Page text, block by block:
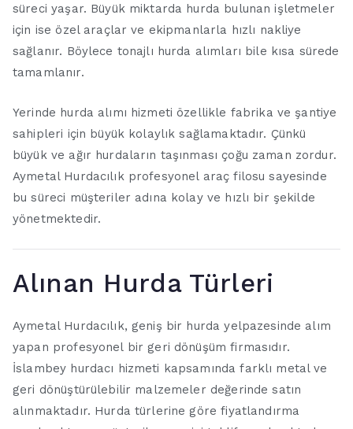
süreci yaşar. Büyük miktarda hurda bulunan işletmeler
için ise özel araçlar ve ekipmanlarla hızlı nakliye
sağlanır. Böylece tonajlı hurda alımları bile kısa sürede
tamamlanır.
Yerinde hurda alımı hizmeti özellikle fabrika ve şantiye
sahipleri için büyük kolaylık sağlamaktadır. Çünkü
büyük ve ağır hurdaların taşınması çoğu zaman zordur.
Aymetal Hurdacılık profesyonel araç filosu sayesinde
bu süreci müşteriler adına kolay ve hızlı bir şekilde
yönetmektedir.
Alınan Hurda Türleri
Aymetal Hurdacılık, geniş bir hurda yelpazesinde alım
yapan profesyonel bir geri dönüşüm firmasıdır.
İslambey hurdacı hizmeti kapsamında farklı metal ve
geri dönüştürülebilir malzemeler değerinde satın
alınmaktadır. Hurda türlerine göre fiyatlandırma